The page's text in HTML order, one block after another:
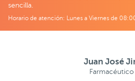
sencilla.
Horario de atención: Lunes a Viernes de
Juan José